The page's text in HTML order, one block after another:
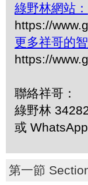
綠野林網站：
https://
更多祥哥的
https://
聯絡祥哥：
綠野林
或
第一節